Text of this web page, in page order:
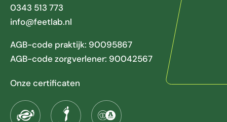
0343 513 773
info@feetlab.nl
AGB-code praktijk: 90095867
AGB-code zorgverlener: 90042567
Onze certificaten